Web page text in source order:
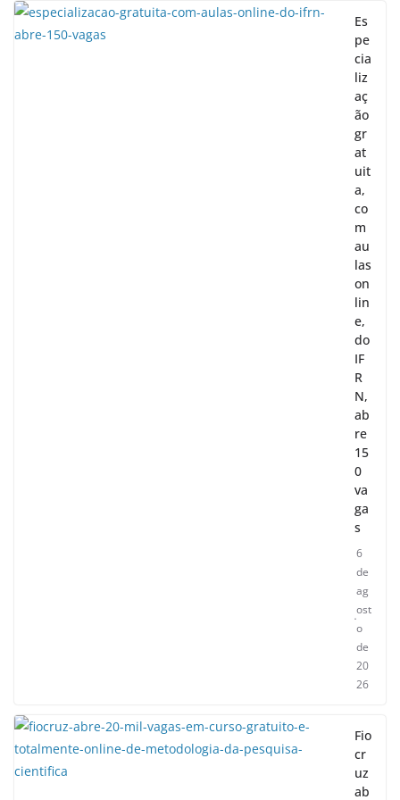
Es
pe
cia
liz
aç
ão
gr
at
uit
a,
co
m
au
las
on
lin
e,
do
IF
R
N,
ab
re
15
0
va
ga
s
6
de
ag
ost
o
de
20
26
Fio
cr
uz
ab